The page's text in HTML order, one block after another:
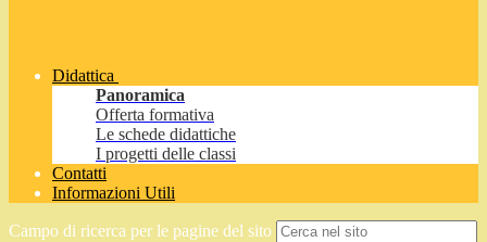
Didattica
Panoramica
Offerta formativa
Le schede didattiche
I progetti delle classi
Contatti
Informazioni Utili
Campo di ricerca per le pagine del sito